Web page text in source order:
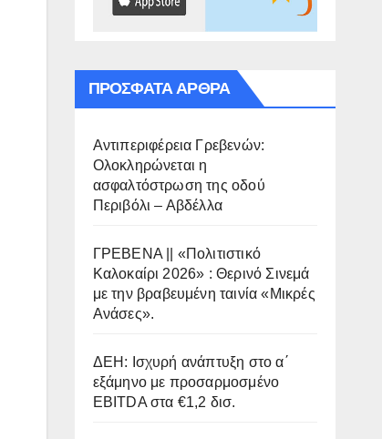
ΠΡΌΣΦΑΤΑ ΆΡΘΡΑ
Αντιπεριφέρεια Γρεβενών:
Ολοκληρώνεται η
ασφαλτόστρωση της οδού
Περιβόλι – Αβδέλλα
ΓΡΕΒΕΝΑ || «Πολιτιστικό
Καλοκαίρι 2026» : Θερινό Σινεμά
με την βραβευμένη ταινία «Μικρές
Ανάσες».
ΔΕΗ: Ισχυρή ανάπτυξη στο α΄
εξάμηνο με προσαρμοσμένο
EBITDA στα €1,2 δισ.